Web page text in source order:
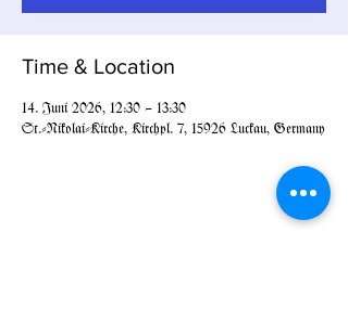
Time & Location
14. Juni 2026, 12:30 – 13:30
St.-Nikolai-Kirche, Kirchpl. 7, 15926 Luckau, Germany